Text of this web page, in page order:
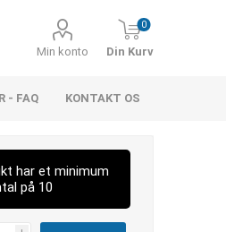
Min konto
0
Din Kurv
- FAQ KONTAKT OS
har et minimum
på 10